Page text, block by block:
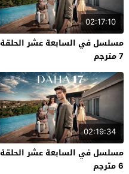
02:17:10
مسلسل في السابعة عشر الحلقة
7 مترجم
02:19:34
مسلسل في السابعة عشر الحلقة
6 مترجم